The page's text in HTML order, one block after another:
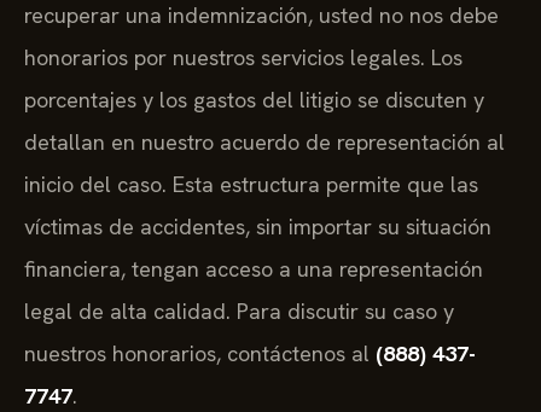
recuperar una indemnización, usted no nos debe
honorarios por nuestros servicios legales. Los
porcentajes y los gastos del litigio se discuten y
detallan en nuestro acuerdo de representación al
inicio del caso. Esta estructura permite que las
víctimas de accidentes, sin importar su situación
financiera, tengan acceso a una representación
legal de alta calidad. Para discutir su caso y
nuestros honorarios, contáctenos al (888) 437-
7747.